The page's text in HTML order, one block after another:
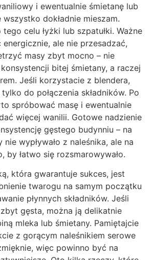
i ewentualnie śmietanę lub
dokładnie mieszam.
celu łyżki lub szpatułki. Ważne
energicznie, ale nie przesadzać,
masy zbyt mocno – nie
bitej śmietany, a raczej
Jeśli korzystacie z blendera,
do połączenia składników. Po
spróbować masę i ewentualnie
więcej wanilii. Gotowe nadzienie
gęstego budynniu – na
wypływało z naleśnika, ale na
by łatwo się rozsmarowywało.
która gwarantuje sukces, jest
twarogu na samym początku
płynnych składników. Jeśli
gęsta, można ją delikatnie
mleka lub śmietany. Pamiętajcie
z gorącym naleśnikiem serowe
więc powinno być na